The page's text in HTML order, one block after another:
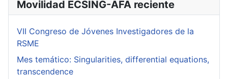
Movilidad ECSING-AFA reciente
VII Congreso de Jóvenes Investigadores de la
RSME
Mes temático: Singularities, differential equations,
transcendence